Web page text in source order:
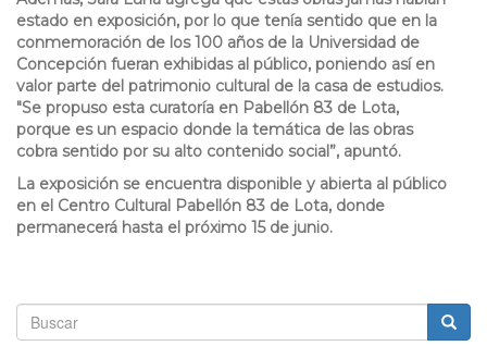
estado en exposición, por lo que tenía sentido que en la
conmemoración de los 100 años de la Universidad de
Concepción fueran exhibidas al público, poniendo así en
valor parte del patrimonio cultural de la casa de estudios.
"Se propuso esta curatoría en Pabellón 83 de Lota,
porque es un espacio donde la temática de las obras
cobra sentido por su alto contenido social”, apuntó.
La exposición se encuentra disponible y abierta al público
en el Centro Cultural Pabellón 83 de Lota, donde
permanecerá hasta el próximo 15 de junio.
Formulario